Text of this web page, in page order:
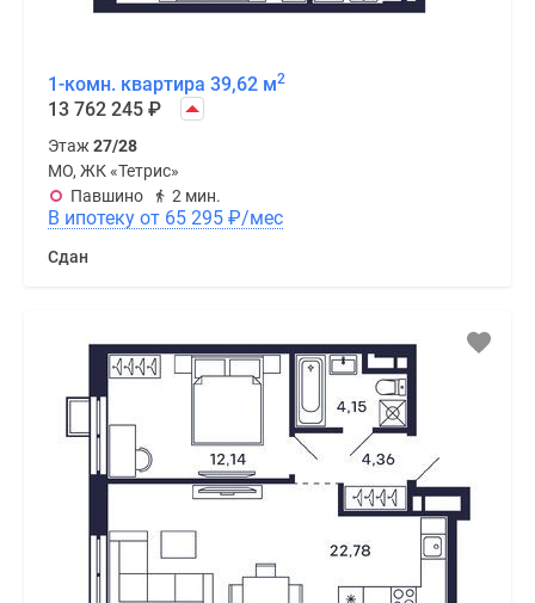
1-комн. квартира 39,62 м2
13 762 245 ₽
Этаж 27/28
МО, ЖК «Тетрис»
Павшино
2 мин.
В ипотеку от 65 295 ₽/мес
Сдан